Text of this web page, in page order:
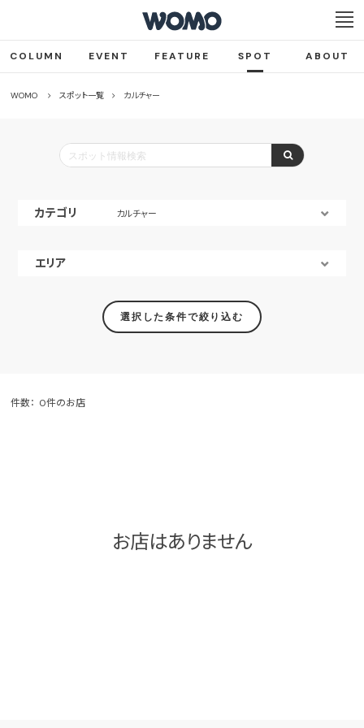
COLUMN EVENT FEATURE SPOT ABOUT
WOMO スポット一覧 カルチャー
カテゴリ カルチャー
エリア
選択した条件で絞り込む
件数： 0件のお店
お店はありません